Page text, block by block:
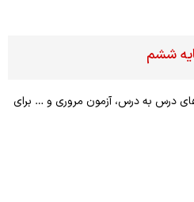
ششم
درس به درس، آزمون مروری و … برای